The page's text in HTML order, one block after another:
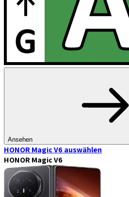
Ansehen
HONOR Magic V6auswählen
HONOR Magic V6